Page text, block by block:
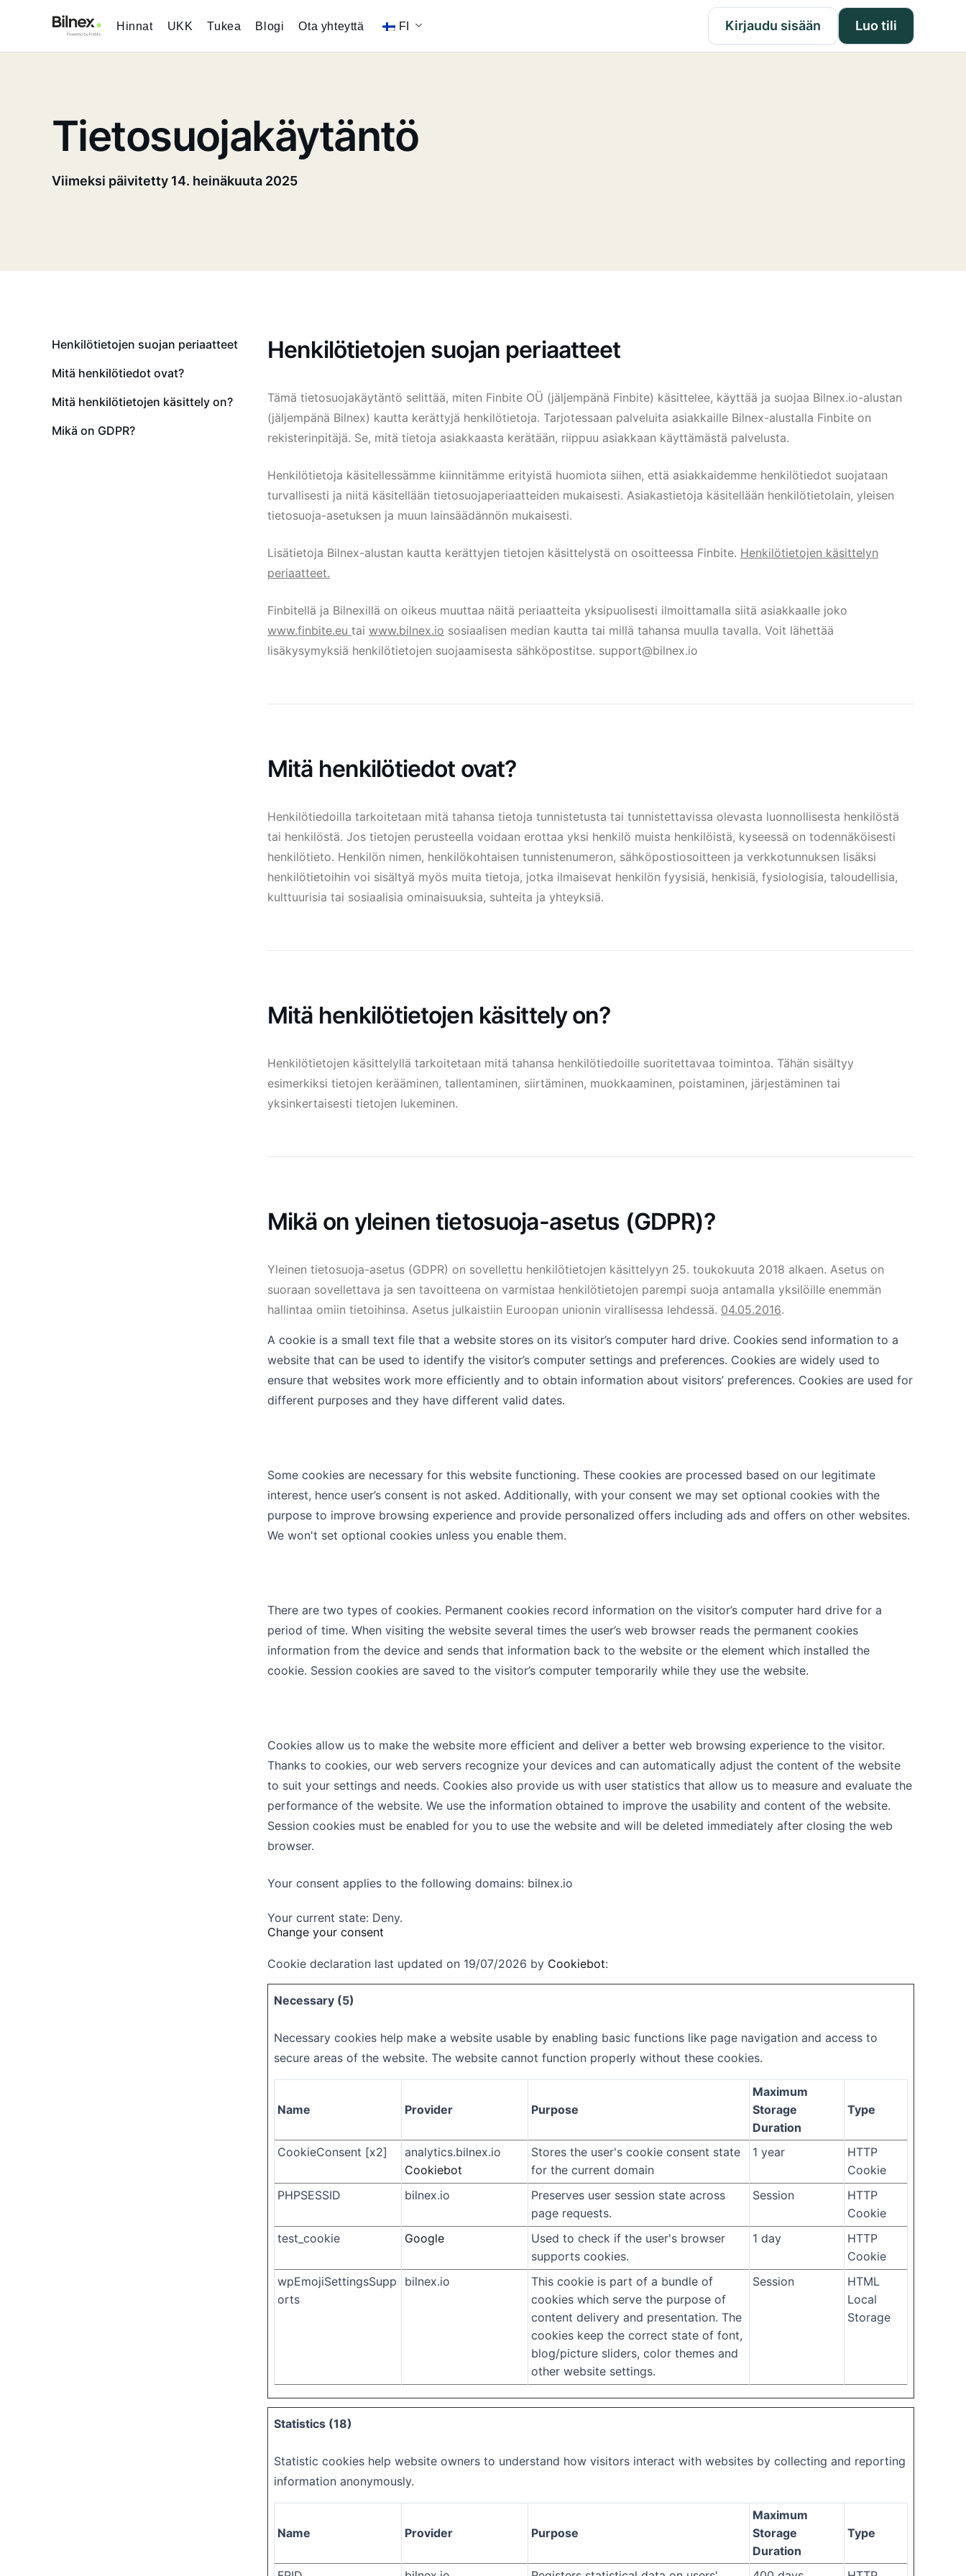
Hinnat UKK Tukea Blogi Ota yhteyttä FI Kirjaudu sisään Luo tili
Tietosuojakäytäntö
Viimeksi päivitetty 14. heinäkuuta 2025
Henkilötietojen suojan periaatteet
Mitä henkilötiedot ovat?
Mitä henkilötietojen käsittely on?
Mikä on GDPR?
Henkilötietojen suojan periaatteet
Tämä tietosuojakäytäntö selittää, miten Finbite OÜ (jäljempänä Finbite) käsittelee, käyttää ja suojaa Bilnex.io-alustan
(jäljempänä Bilnex) kautta kerättyjä henkilötietoja. Tarjotessaan palveluita asiakkaille Bilnex-alustalla Finbite on
rekisterinpitäjä. Se, mitä tietoja asiakkaasta kerätään, riippuu asiakkaan käyttämästä palvelusta.
Henkilötietoja käsitellessämme kiinnitämme erityistä huomiota siihen, että asiakkaidemme henkilötiedot suojataan
turvallisesti ja niitä käsitellään tietosuojaperiaatteiden mukaisesti. Asiakastietoja käsitellään henkilötietolain, yleisen
tietosuoja-asetuksen ja muun lainsäädännön mukaisesti.
Lisätietoja Bilnex-alustan kautta kerättyjen tietojen käsittelystä on osoitteessa Finbite. Henkilötietojen käsittelyn
periaatteet.
Finbitellä ja Bilnexillä on oikeus muuttaa näitä periaatteita yksipuolisesti ilmoittamalla siitä asiakkaalle joko
www.finbite.eu tai www.bilnex.io sosiaalisen median kautta tai millä tahansa muulla tavalla. Voit lähettää
lisäkysymyksiä henkilötietojen suojaamisesta sähköpostitse. support@bilnex.io
Mitä henkilötiedot ovat?
Henkilötiedoilla tarkoitetaan mitä tahansa tietoja tunnistetusta tai tunnistettavissa olevasta luonnollisesta henkilöstä
tai henkilöstä. Jos tietojen perusteella voidaan erottaa yksi henkilö muista henkilöistä, kyseessä on todennäköisesti
henkilötieto. Henkilön nimen, henkilökohtaisen tunnistenumeron, sähköpostiosoitteen ja verkkotunnuksen lisäksi
henkilötietoihin voi sisältyä myös muita tietoja, jotka ilmaisevat henkilön fyysisiä, henkisiä, fysiologisia, taloudellisia,
kulttuurisia tai sosiaalisia ominaisuuksia, suhteita ja yhteyksiä.
Mitä henkilötietojen käsittely on?
Henkilötietojen käsittelyllä tarkoitetaan mitä tahansa henkilötiedoille suoritettavaa toimintoa. Tähän sisältyy
esimerkiksi tietojen kerääminen, tallentaminen, siirtäminen, muokkaaminen, poistaminen, järjestäminen tai
yksinkertaisesti tietojen lukeminen.
Mikä on yleinen tietosuoja-asetus (GDPR)?
Yleinen tietosuoja-asetus (GDPR) on sovellettu henkilötietojen käsittelyyn 25. toukokuuta 2018 alkaen. Asetus on
suoraan sovellettava ja sen tavoitteena on varmistaa henkilötietojen parempi suoja antamalla yksilöille enemmän
hallintaa omiin tietoihinsa. Asetus julkaistiin Euroopan unionin virallisessa lehdessä. 04.05.2016.
A cookie is a small text file that a website stores on its visitor’s computer hard drive. Cookies send information to a
website that can be used to identify the visitor’s computer settings and preferences. Cookies are widely used to
ensure that websites work more efficiently and to obtain information about visitors’ preferences. Cookies are used for
different purposes and they have different valid dates.
Some cookies are necessary for this website functioning. These cookies are processed based on our legitimate
interest, hence user’s consent is not asked. Additionally, with your consent we may set optional cookies with the
purpose to improve browsing experience and provide personalized offers including ads and offers on other websites.
We won't set optional cookies unless you enable them.
There are two types of cookies. Permanent cookies record information on the visitor’s computer hard drive for a
period of time. When visiting the website several times the user’s web browser reads the permanent cookies
information from the device and sends that information back to the website or the element which installed the
cookie. Session cookies are saved to the visitor’s computer temporarily while they use the website.
Cookies allow us to make the website more efficient and deliver a better web browsing experience to the visitor.
Thanks to cookies, our web servers recognize your devices and can automatically adjust the content of the website
to suit your settings and needs. Cookies also provide us with user statistics that allow us to measure and evaluate the
performance of the website. We use the information obtained to improve the usability and content of the website.
Session cookies must be enabled for you to use the website and will be deleted immediately after closing the web
browser.
Your consent applies to the following domains: bilnex.io
Your current state: Deny.
Change your consent
Cookie declaration last updated on 19/07/2026 by Cookiebot:
Necessary (5)
Necessary cookies help make a website usable by enabling basic functions like page navigation and access to
secure areas of the website. The website cannot function properly without these cookies.
Name Provider Purpose
Maximum
Storage
Duration
Type
CookieConsent [x2]
analytics.bilnex.io
Cookiebot
Stores the user's cookie consent state
for the current domain
1 year
HTTP
Cookie
PHPSESSID
bilnex.io
Preserves user session state across
page requests.
Session
HTTP
Cookie
test_cookie
Google
Used to check if the user's browser
supports cookies.
1 day
HTTP
Cookie
wpEmojiSettingsSupp
orts
bilnex.io
This cookie is part of a bundle of
cookies which serve the purpose of
content delivery and presentation. The
cookies keep the correct state of font,
blog/picture sliders, color themes and
other website settings.
Session
HTML
Local
Storage
Statistics (18)
Statistic cookies help website owners to understand how visitors interact with websites by collecting and reporting
information anonymously.
Name Provider Purpose
Maximum
Storage
Duration
Type